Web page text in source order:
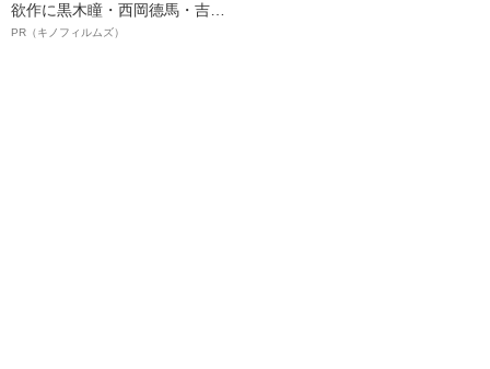
欲作に黒木瞳・西岡德馬・吉田
羊が出演決定！《映画『月がみ
PR（キノフィルムズ）